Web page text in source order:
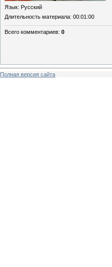
Язык: Русский
Длительность материала: 00:01:00
Всего комментариев: 0
Полная версия сайта